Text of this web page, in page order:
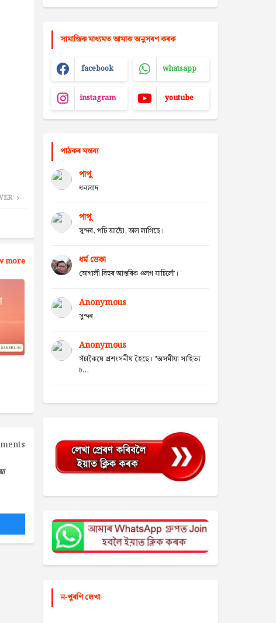
more
সামাজিক মাধ্যমত আমাক অনুসৰণ কৰক
facebook whatsapp
instagram youtube
পাঠকৰ মন্তব্য
পাপু
ধন্যবাদ
পাপু
সুন্দৰ, পঢ়ি আছোঁ, ভাল লাগিছে।
ধৰ্ম ডেকা
ভোগালী বিহুৰ আন্তৰিক ওলগ যাচিলোঁ।
Anonymous
সুন্দৰ
Anonymous
সঁচাকৈয়ে প্ৰশংসনীয় হৈছে। "অসমীয়া সাহিত্য
চ...
ন-পুৰণি লেখা